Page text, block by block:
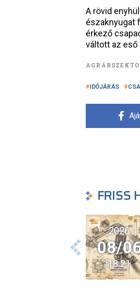
A rövid
északnyugat
érkező
váltott az eső
IDŐJÁRÁS
FRISS
2026
08/
18:21